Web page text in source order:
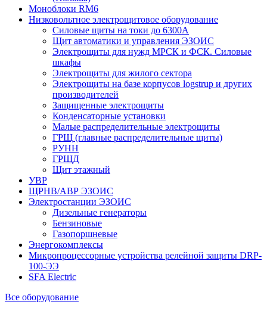
Моноблоки RM6
Низковольтное электрощитовое оборудование
Силовые щиты на токи до 6300А
Щит автоматики и управления ЭЗОИС
Электрощиты для нужд МРСК и ФСК. Силовые
шкафы
Электрощиты для жилого сектора
Электрощиты на базе корпусов logstrup и других
производителей
Защищенные электрощиты
Конденсаторные установки
Малые распределительные электрощиты
ГРЩ (главные распределительные щиты)
РУНН
ГРЩД
Щит этажный
УВР
ЩРНВ/АВР ЭЗОИС
Электростанции ЭЗОИС
Дизельные генераторы
Бензиновые
Газопоршневые
Энергокомплексы
Микропроцессорные устройства релейной защиты DRP-
100-ЭЭ
SFA Electric
Все оборудование